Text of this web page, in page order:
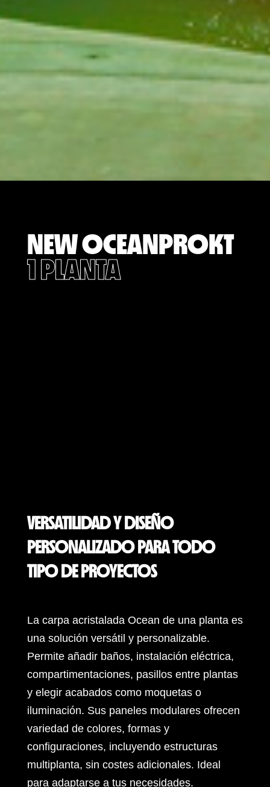
NEW OCEANPROKT
1 PLANTA
VERSATILIDAD Y DISEÑO
PERSONALIZADO PARA TODO
TIPO DE PROYECTOS
La carpa acristalada Ocean de una planta es
una solución versátil y personalizable.
Permite añadir baños, instalación eléctrica,
compartimentaciones, pasillos entre plantas
y elegir acabados como moquetas o
iluminación. Sus paneles modulares ofrecen
variedad de colores, formas y
configuraciones, incluyendo estructuras
multiplanta, sin costes adicionales. Ideal
para adaptarse a tus necesidades.